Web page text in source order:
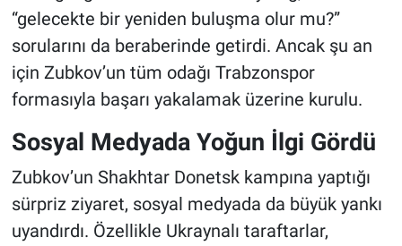
“gelecekte bir yeniden buluşma olur mu?”
sorularını da beraberinde getirdi. Ancak şu an
için Zubkov’un tüm odağı Trabzonspor
formasıyla başarı yakalamak üzerine kurulu.
Sosyal Medyada Yoğun İlgi Gördü
Zubkov’un Shakhtar Donetsk kampına yaptığı
sürpriz ziyaret, sosyal medyada da büyük yankı
uyandırdı. Özellikle Ukraynalı taraftarlar,